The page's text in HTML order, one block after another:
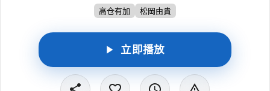
高仓有加 松岡由貴
立即播放